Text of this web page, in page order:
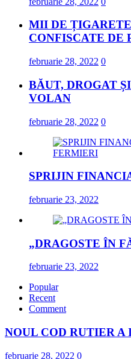
MII DE
CONFISCATE DE
februarie 28, 2022 0
BĂUT, DROGAT
VOLAN
februarie 28, 2022 0
SPRIJIN
februarie 23, 2022
„DRAGOSTE ÎN
februarie 23, 2022
Popular
Recent
Comment
NOUL COD RUTIER
februarie 28, 2022 0